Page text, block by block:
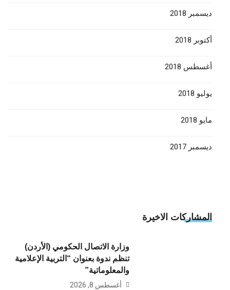
ديسمبر 2018
أكتوبر 2018
أغسطس 2018
يوليو 2018
مايو 2018
ديسمبر 2017
المشاركات الاخيرة
وزارة الاتصال الحكومي (الأردن)
تنظم ندوة بعنوان “التربية الإعلامية
والمعلوماتية”
أغسطس 8, 2026